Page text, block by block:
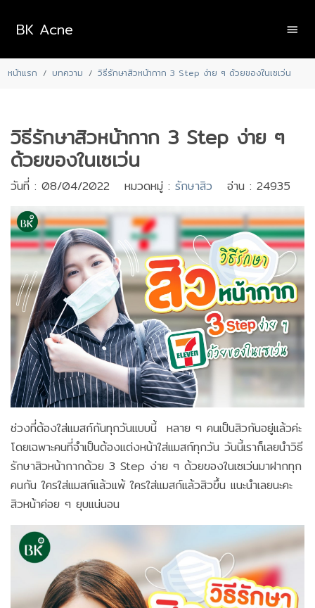
BK Acne
หน้าแรก บทความ วิธีรักษาสิวหน้ากาก 3 Step ง่าย ๆ ด้วยของในเซเว่น
วิธีรักษาสิวหน้ากาก 3 Step ง่าย ๆ
ด้วยของในเซเว่น
วันที่ : 08/04/2022 หมวดหมู่ : รักษาสิว อ่าน : 24935
ช่วงที่ต้องใส่แมสก์กันทุกวันแบบนี้ หลาย ๆ คนเป็นสิวกันอยู่แล้วค่ะ
โดยเฉพาะคนที่จำเป็นต้องแต่งหน้าใส่แมสก์ทุกวัน วันนี้เราก็เลยนำวิธี
รักษาสิวหน้ากากด้วย 3 Step ง่าย ๆ ด้วยของในเซเว่นมาฝากทุก
คนกัน ใครใส่แมสก์แล้วแพ้ ใครใส่แมสก์แล้วสิวขึ้น แนะนำเลยนะคะ
สิวหน้าค่อย ๆ ยุบแน่นอน